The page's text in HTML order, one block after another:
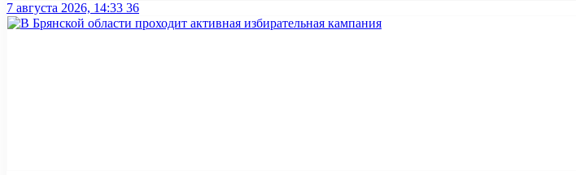
7 августа 2026, 14:33 36